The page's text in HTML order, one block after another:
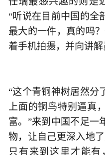
“听说在目前中国的全
最大的一件，真的吗
着手机拍摄，并向讲解
“这个青铜神树居然分
上面的铜鸟特别逼真
富。”来到中国不足一
物，让自己更深入地
只有来到这里才能